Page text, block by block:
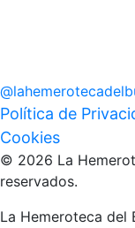
@
Política de
Cookies
© 2026 La
reservados.
La Hemeroteca del